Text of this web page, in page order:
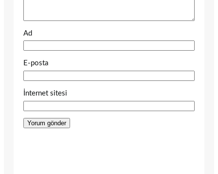
Ad
E-posta
İnternet sitesi